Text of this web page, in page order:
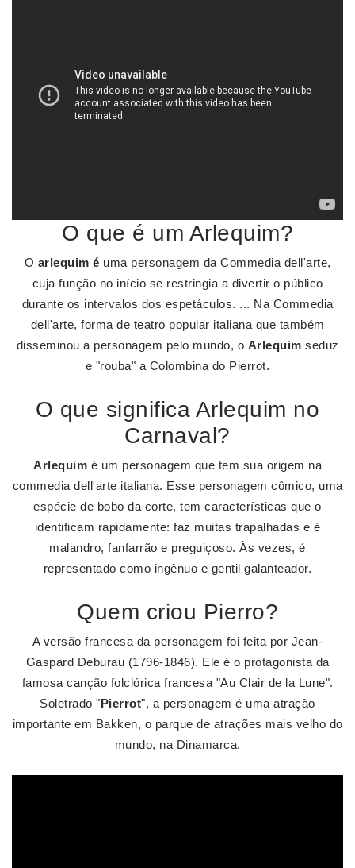
O que é um Arlequim?
O arlequim é uma personagem da Commedia dell'arte,
cuja função no início se restringia a divertir o público
durante os intervalos dos espetáculos. ... Na Commedia
dell'arte, forma de teatro popular italiana que também
disseminou a personagem pelo mundo, o Arlequim seduz
e "rouba" a Colombina do Pierrot.
O que significa Arlequim no
Carnaval?
Arlequim é um personagem que tem sua origem na
commedia dell'arte italiana. Esse personagem cômico, uma
espécie de bobo da corte, tem características que o
identificam rapidamente: faz muitas trapalhadas e é
malandro, fanfarrão e preguiçoso. Às vezes, é
representado como ingênuo e gentil galanteador.
Quem criou Pierro?
A versão francesa da personagem foi feita por Jean-
Gaspard Deburau (1796-1846). Ele é o protagonista da
famosa canção folclórica francesa "Au Clair de la Lune".
Soletrado "Pierrot", a personagem é uma atração
importante em Bakken, o parque de atrações mais velho do
mundo, na Dinamarca.